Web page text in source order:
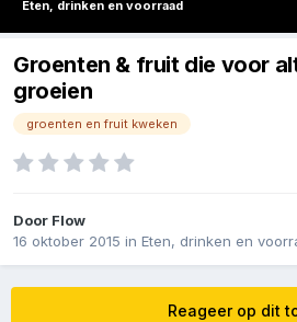
Eten, drinken en voorraad
Groenten & fruit die voor
groeien
groenten en fruit kweken
Door Flow
16 oktober 2015 in Eten, drinken en
Reageer op dit